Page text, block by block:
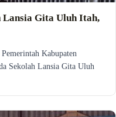
Lansia Gita Uluh Itah,
Kabupaten
Sekolah Lansia Gita Uluh